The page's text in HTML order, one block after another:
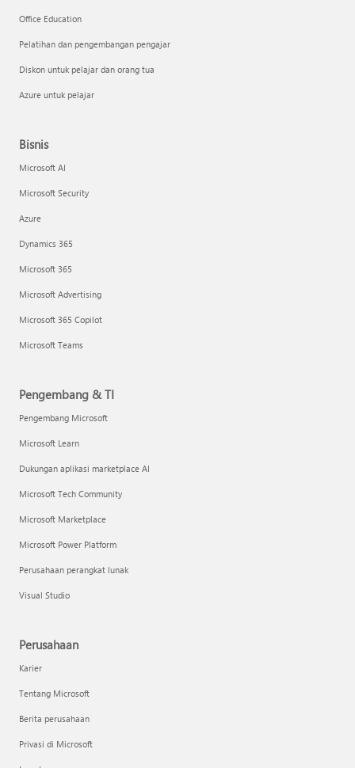
Office Education
Pelatihan dan pengembangan pengajar
Diskon untuk pelajar dan orang tua
Azure untuk pelajar
Bisnis
Microsoft AI
Microsoft Security
Azure
Dynamics 365
Microsoft 365
Microsoft Advertising
Microsoft 365 Copilot
Microsoft Teams
Pengembang & TI
Pengembang Microsoft
Microsoft Learn
Dukungan aplikasi marketplace AI
Microsoft Tech Community
Microsoft Marketplace
Microsoft Power Platform
Perusahaan perangkat lunak
Visual Studio
Perusahaan
Karier
Tentang Microsoft
Berita perusahaan
Privasi di Microsoft